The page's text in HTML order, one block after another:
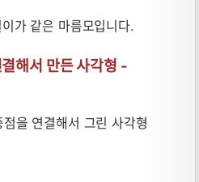
가 같은 마름모입니다.
해서 만든 사각형 -
을 연결해서 그린 사각형